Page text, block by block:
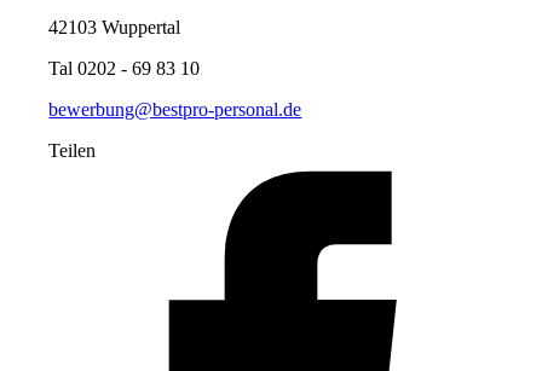
42103 Wuppertal
Tal 0202 - 69 83 10
bewerbung@bestpro-personal.de
Teilen